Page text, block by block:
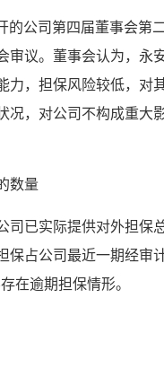
的公司第四届董事会第
审议。董事会认为，永
力，担保风险较低，对
况，对公司不构成重大
数量
司已实际提供对外担保
保占公司最近一期经审
在逾期担保情形。